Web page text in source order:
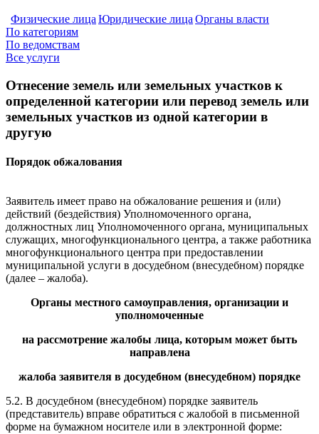
Физические лица Юридические лица Органы власти
По категориям
По ведомствам
Все услуги
Отнесение земель или земельных участков к
определенной категории или перевод земель или
земельных участков из одной категории в
другую
Порядок обжалования
Заявитель имеет право на обжалование решения и (или)
действий (бездействия) Уполномоченного органа,
должностных лиц Уполномоченного органа, муниципальных
служащих, многофункционального центра, а также работника
многофункционального центра при предоставлении
муниципальной услуги в досудебном (внесудебном) порядке
(далее – жалоба).
Органы местного самоуправления, организации и
уполномоченные
на рассмотрение жалобы лица, которым может быть
направлена
жалоба заявителя в досудебном (внесудебном) порядке
5.2. В досудебном (внесудебном) порядке заявитель
(представитель) вправе обратиться с жалобой в письменной
форме на бумажном носителе или в электронной форме: